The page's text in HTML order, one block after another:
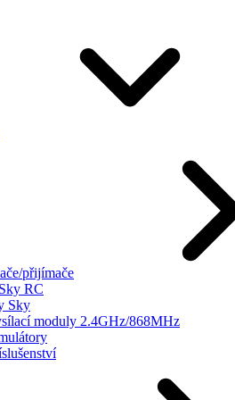
přijímače
RC
Sky
moduly 2.4GHz/868MHz